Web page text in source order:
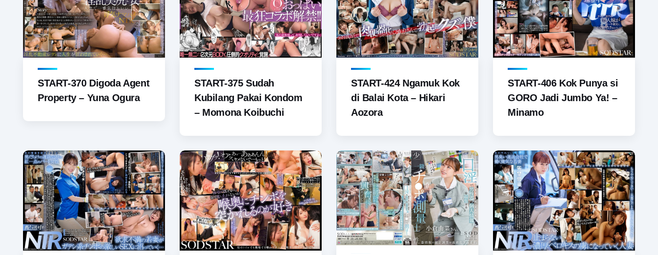
START-370 Digoda Agent
Property – Yuna Ogura
START-375 Sudah
Kubilang Pakai Kondom
– Momona Koibuchi
START-424 Ngamuk Kok
di Balai Kota – Hikari
Aozora
START-406 Kok Punya si
GORO Jadi Jumbo Ya! –
Minamo